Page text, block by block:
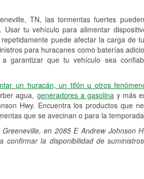
TN, las tormentas fuertes
tu vehículo para alimentar
puede afectar la carga de
para huracanes como baterías
garantizar que tu vehículo sea
un huracán, un tifón u otros
agua, generadores a gasolinay más
Hwy. Encuentra los productos que
que se avecinan o para la
en 2085 E Andrew Johnson
confirmar la disponibilidad de